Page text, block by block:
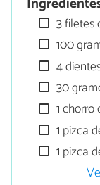
3 filetes
100
4
30
1
1 pizca
1 pizca